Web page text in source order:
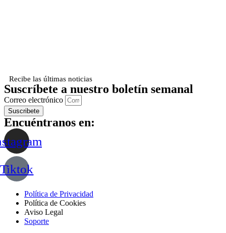
Recibe las últimas noticias
Suscríbete a nuestro boletín semanal
Correo electrónico
Suscribete
Encuéntranos en:
Tiktok
Política de Privacidad
Política de Cookies
Aviso Legal
Soporte